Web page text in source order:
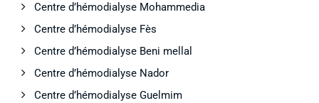
Centre d’hémodialyse Mohammedia
Centre d’hémodialyse Fès
Centre d’hémodialyse Beni mellal
Centre d’hémodialyse Nador
Centre d’hémodialyse Guelmim